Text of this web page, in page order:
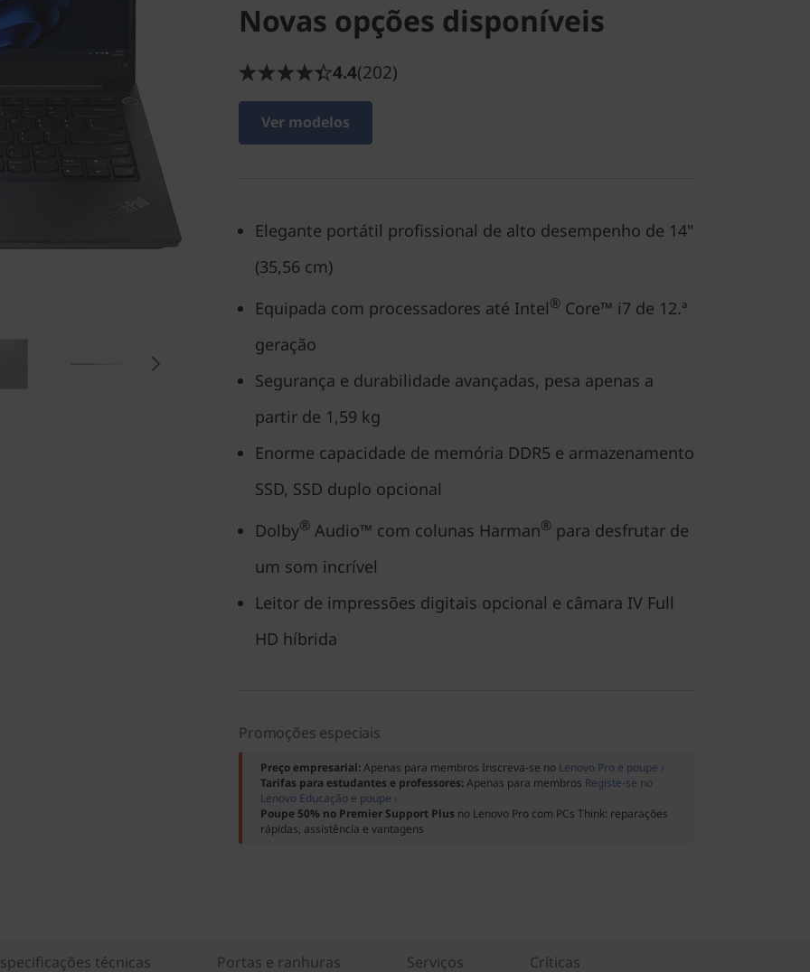
Novas opções disponíveis
4.4(202)
Ver modelos
Elegante portátil profissional de alto desempenho de 14"
(35,56 cm)
Equipada com processadores até Intel® Core™ i7 de 12.ª
geração
Segurança e durabilidade avançadas, pesa apenas a
partir de 1,59 kg
Enorme capacidade de memória DDR5 e armazenamento
SSD, SSD duplo opcional
Dolby® Audio™ com colunas Harman® para desfrutar de
um som incrível
Leitor de impressões digitais opcional e câmara IV Full
HD híbrida
Promoções especiais
Preço empresarial:Apenas para membros Inscreva-se no Lenovo Pro e poupe ›
Tarifas para estudantes e professores:Apenas para membros Registe-se no
Lenovo Educação e poupe ›
Poupe 50% no Premier Support Plus no Lenovo Pro com PCs Think: reparações
rápidas, assistência e vantagens
técnicas Portas e ranhuras Serviços Críticas